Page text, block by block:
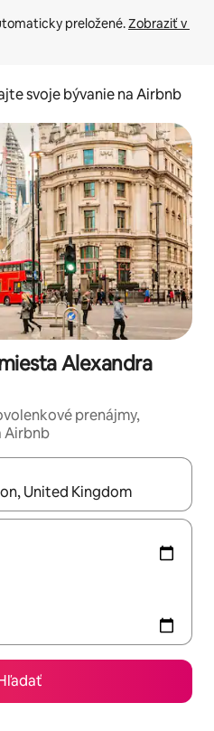
preložené. Zobraziť v
svoje bývanie na Airbnb
Alexandra
prenájmy,
Airbnb
môžete si ich prechádzať